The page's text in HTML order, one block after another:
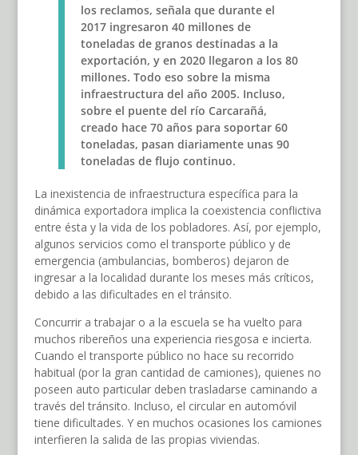
los reclamos, señala que durante el
2017 ingresaron 40 millones de
toneladas de granos destinadas a la
exportación, y en 2020 llegaron a los 80
millones. Todo eso sobre la misma
infraestructura del año 2005. Incluso,
sobre el puente del río Carcarañá,
creado hace 70 años para soportar 60
toneladas, pasan diariamente unas 90
toneladas de flujo continuo.
La inexistencia de infraestructura específica para la
dinámica exportadora implica la coexistencia conflictiva
entre ésta y la vida de los pobladores. Así, por ejemplo,
algunos servicios como el transporte público y de
emergencia (ambulancias, bomberos) dejaron de
ingresar a la localidad durante los meses más críticos,
debido a las dificultades en el tránsito.
Concurrir a trabajar o a la escuela se ha vuelto para
muchos ribereños una experiencia riesgosa e incierta.
Cuando el transporte público no hace su recorrido
habitual (por la gran cantidad de camiones), quienes no
poseen auto particular deben trasladarse caminando a
través del tránsito. Incluso, el circular en automóvil
tiene dificultades. Y en muchos ocasiones los camiones
interfieren la salida de las propias viviendas.